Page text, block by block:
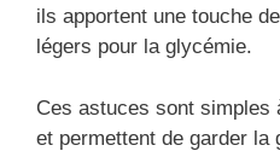
ils apportent une touche
légers pour la glycémie.
Ces astuces sont simples
et permettent de garder la